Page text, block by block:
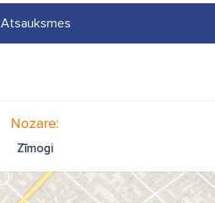
Atsauksmes
Nozare:
Zīmogi